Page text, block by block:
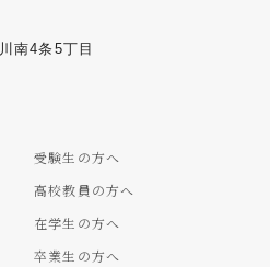
南4条5丁目
受験生の方へ
高校教員の方へ
在学生の方へ
卒業生の方へ